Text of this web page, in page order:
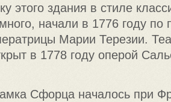
этого здания в стиле
начали в 1776 году по
Марии Терезии.
в 1778 году оперой
Сфорца началось при